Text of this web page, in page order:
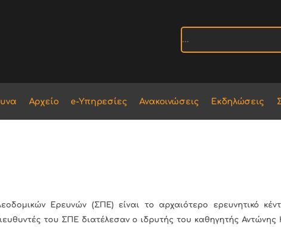
Αρχείο e-Υπηρεσίες Ανακοινώσεις Εκδηλώσεις
Ερευνών (ΣΠΕ) είναι το αρχαιότερο ερευνητικό
του ΣΠΕ διατέλεσαν ο ιδρυτής του καθηγητής Αντώνης